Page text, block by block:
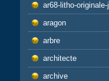
ar68-litho-originale-j
aragon
arbre
architecte
archive